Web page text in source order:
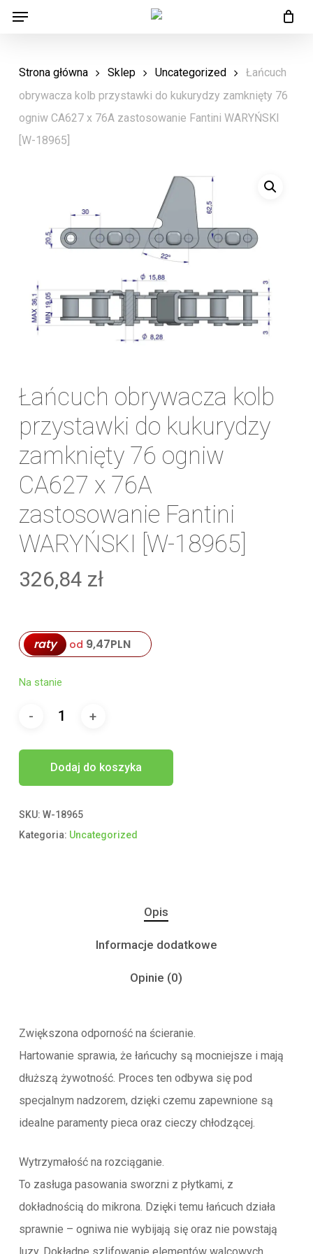
Skip
content
Menu
Strona główna Sklep Uncategorized
Łańcuch
obrywacza kolb przystawki do kukurydzy zamknięty 76
ogniw CA627 x 76A zastosowanie Fantini WARYŃSKI
[W-18965]
Łańcuch obrywacza kolb
przystawki do kukurydzy
zamknięty 76 ogniw
CA627 x 76A
zastosowanie Fantini
WARYŃSKI [W-18965]
326,84 zł
raty od 9,47PLN
Na stanie
Dodaj do koszyka
SKU: W-18965
Kategoria: Uncategorized
Opis
Informacje dodatkowe
Opinie (0)
Zwiększona odporność na ścieranie.
Hartowanie sprawia, że łańcuchy są mocniejsze i mają
dłuższą żywotność. Proces ten odbywa się pod
specjalnym nadzorem, dzięki czemu zapewnione są
idealne paramenty pieca oraz cieczy chłodzącej.
Wytrzymałość na rozciąganie.
To zasługa pasowania sworzni z płytkami, z
dokładnością do mikrona. Dzięki temu łańcuch działa
sprawnie – ogniwa nie wybijają się oraz nie powstają
Menu